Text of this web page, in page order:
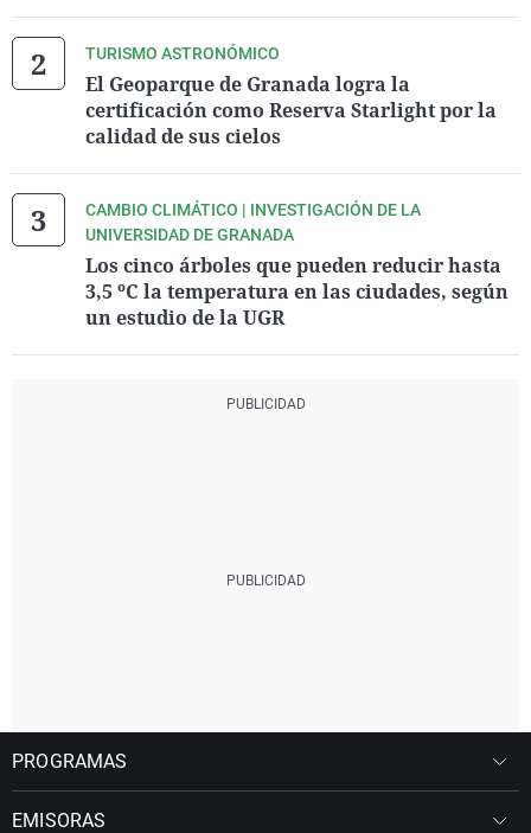
TURISMO ASTRONÓMICO
El Geoparque de Granada logra la
certificación como Reserva Starlight por la
calidad de sus cielos
CAMBIO CLIMÁTICO | INVESTIGACIÓN DE LA
UNIVERSIDAD DE GRANADA
Los cinco árboles que pueden reducir hasta
3,5 ºC la temperatura en las ciudades, según
un estudio de la UGR
PROGRAMAS
EMISORAS